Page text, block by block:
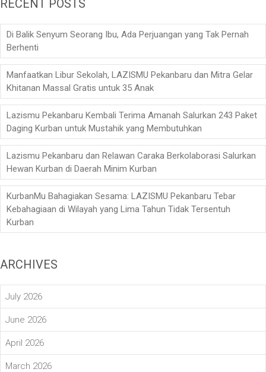
RECENT POSTS
Di Balik Senyum Seorang Ibu, Ada Perjuangan yang Tak Pernah
Berhenti
Manfaatkan Libur Sekolah, LAZISMU Pekanbaru dan Mitra Gelar
Khitanan Massal Gratis untuk 35 Anak
Lazismu Pekanbaru Kembali Terima Amanah Salurkan 243 Paket
Daging Kurban untuk Mustahik yang Membutuhkan
Lazismu Pekanbaru dan Relawan Caraka Berkolaborasi Salurkan
Hewan Kurban di Daerah Minim Kurban
KurbanMu Bahagiakan Sesama: LAZISMU Pekanbaru Tebar
Kebahagiaan di Wilayah yang Lima Tahun Tidak Tersentuh
Kurban
ARCHIVES
July 2026
June 2026
April 2026
March 2026